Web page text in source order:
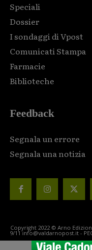
Speciali
Dossier
I sondaggi di Vpost
Comunicati Stampa
Farmacie
Biblioteche
Feedback
Segnala un errore
Segnala una notizia
Copyright 2022 © Arno
9/11 info@valdarnopost.it -